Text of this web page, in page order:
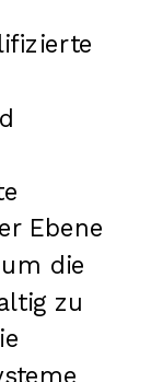
Ebene
die
zu